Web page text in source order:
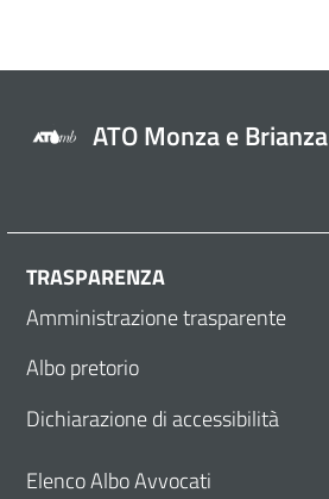
ATO Monza e Brianza
TRASPARENZA
Amministrazione trasparente
Albo pretorio
Dichiarazione di accessibilità
Elenco Albo Avvocati